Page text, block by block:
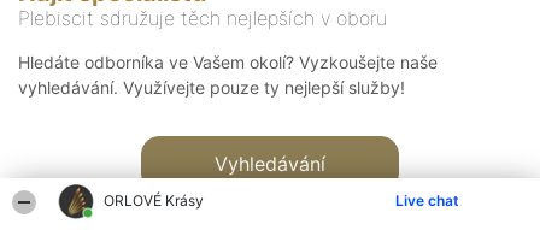
ORLOVÉ Krásy Live chat
Plebiscit sdružuje těch nejlepších v oboru
Hledáte odborníka ve Vašem okolí? Vyzkoušejte naše
vyhledávání. Využívejte pouze ty nejlepší služby!
Vyhledávání